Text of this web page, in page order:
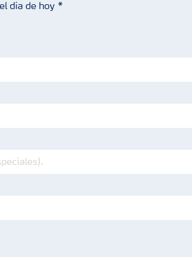
día de hoy